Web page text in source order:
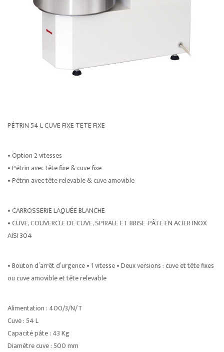
PÉTRIN 54 L CUVE FIXE TETE FIXE
• Option 2 vitesses
• Pétrin avec tête fixe & cuve fixe
• Pétrin avec tête relevable & cuve amovible
• CARROSSERIE LAQUÉE BLANCHE
• CUVE, COUVERCLE DE CUVE, SPIRALE ET BRISE-PÂTE EN ACIER INOX
AISI 304
• Bouton d’arrêt d’urgence • 1 vitesse • Deux versions : cuve et tête fixes
ou cuve amovible et tête relevable
Alimentation : 400/3/N/T
Cuve : 54 L
Capacité pâte : 43 Kg
Diamètre cuve : 500 mm